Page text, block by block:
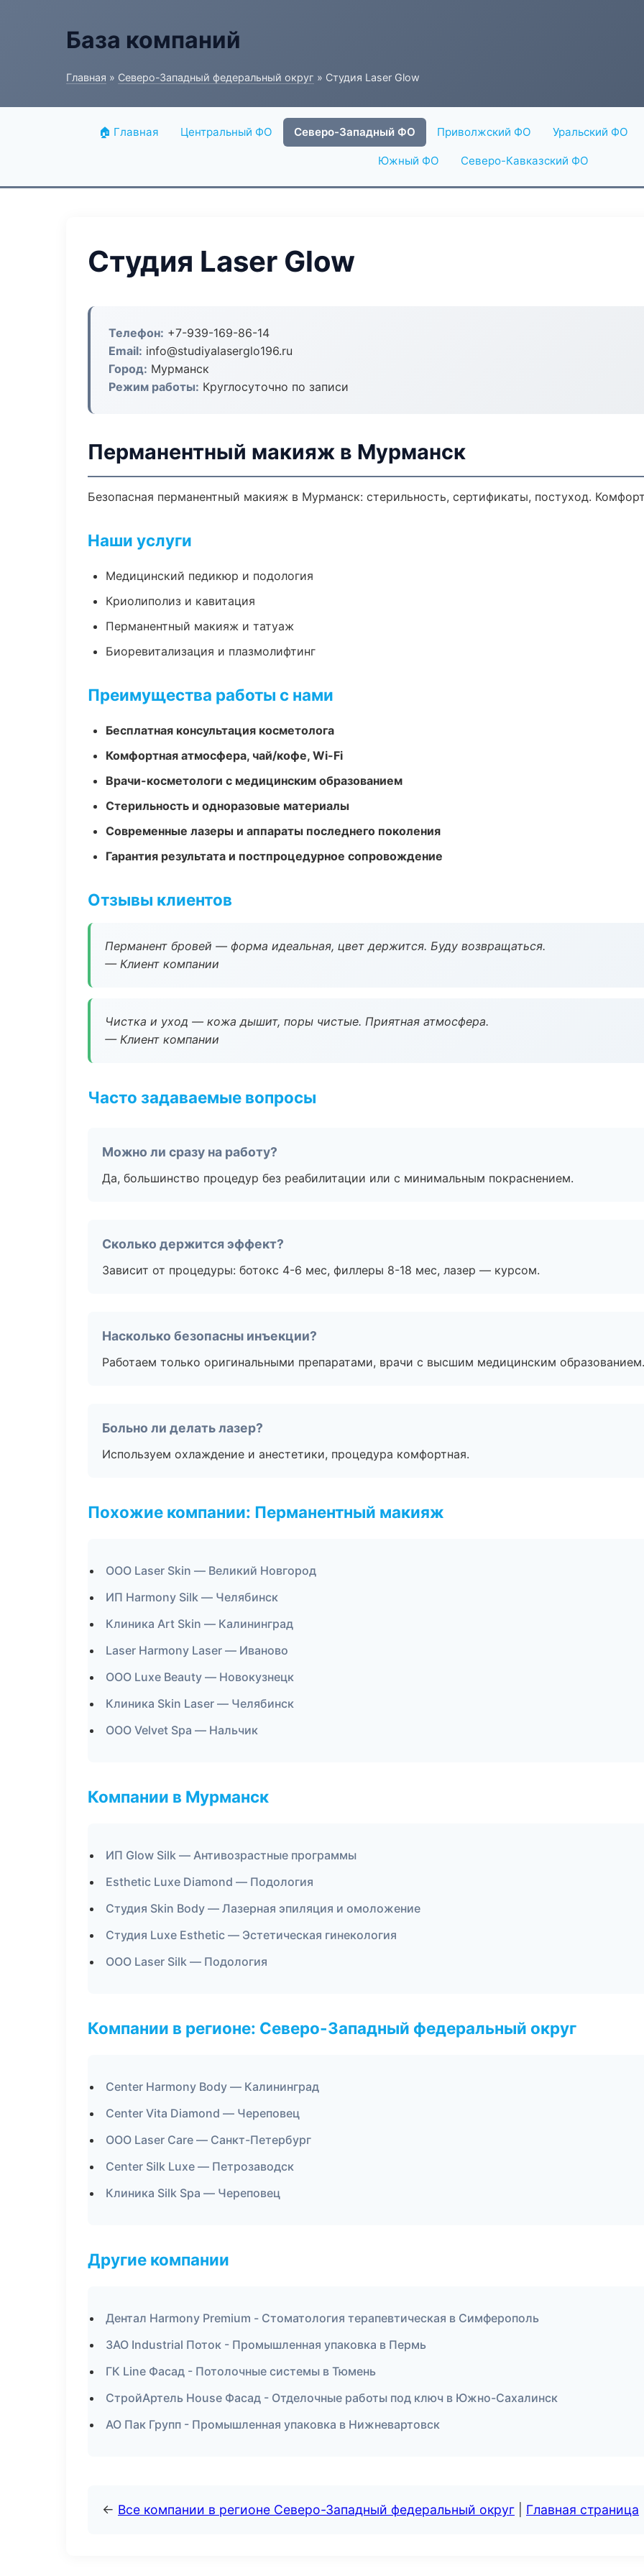
База компаний
Главная » Северо-Западный федеральный округ » Студия Laser Glow
🏠 Главная Центральный ФО Северо-Западный ФО Приволжский ФО Уральский ФО
Южный ФО Северо-Кавказский ФО
Студия Laser Glow
Телефон: +7-939-169-86-14
Email: info@studiyalaserglo196.ru
Город: Мурманск
Режим работы: Круглосуточно по записи
Перманентный макияж в Мурманск
Безопасная перманентный макияж в Мурманск: стерильность, сертификаты, постуход.
Наши услуги
Медицинский педикюр и подология
Криолиполиз и кавитация
Перманентный макияж и татуаж
Биоревитализация и плазмолифтинг
Преимущества работы с нами
Бесплатная консультация косметолога
Комфортная атмосфера, чай/кофе, Wi-Fi
Врачи-косметологи с медицинским образованием
Стерильность и одноразовые материалы
Современные лазеры и аппараты последнего поколения
Гарантия результата и постпроцедурное сопровождение
Отзывы клиентов
Перманент бровей — форма идеальная, цвет держится. Буду возвращаться.
— Клиент компании
Чистка и уход — кожа дышит, поры чистые. Приятная атмосфера.
— Клиент компании
Часто задаваемые вопросы
Можно ли сразу на работу?
Да, большинство процедур без реабилитации или с минимальным покраснением.
Сколько держится эффект?
Зависит от процедуры: ботокс 4-6 мес, филлеры 8-18 мес, лазер — курсом.
Насколько безопасны инъекции?
Работаем только оригинальными препаратами, врачи с высшим медицинским образованием.
Больно ли делать лазер?
Используем охлаждение и анестетики, процедура комфортная.
Похожие компании: Перманентный макияж
ООО Laser Skin — Великий Новгород
ИП Harmony Silk — Челябинск
Клиника Art Skin — Калининград
Laser Harmony Laser — Иваново
ООО Luxe Beauty — Новокузнецк
Клиника Skin Laser — Челябинск
ООО Velvet Spa — Нальчик
Компании в Мурманск
ИП Glow Silk — Антивозрастные программы
Esthetic Luxe Diamond — Подология
Студия Skin Body — Лазерная эпиляция и омоложение
Студия Luxe Esthetic — Эстетическая гинекология
ООО Laser Silk — Подология
Компании в регионе: Северо-Западный федеральный округ
Center Harmony Body — Калининград
Center Vita Diamond — Череповец
ООО Laser Care — Санкт-Петербург
Center Silk Luxe — Петрозаводск
Клиника Silk Spa — Череповец
Другие компании
Дентал Harmony Premium - Стоматология терапевтическая в Симферополь
ЗАО Industrial Поток - Промышленная упаковка в Пермь
ГК Line Фасад - Потолочные системы в Тюмень
СтройАртель House Фасад - Отделочные работы под ключ в Южно-Сахалинск
АО Пак Групп - Промышленная упаковка в Нижневартовск
← Все компании в регионе Северо-Западный федеральный округ Главная страница